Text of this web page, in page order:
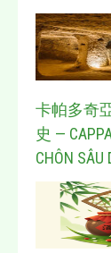
卡帕多奇
史 —
CHÔN SÂU